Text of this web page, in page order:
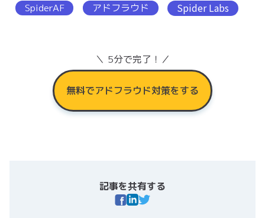
SpiderAF アドフラウド Spider Labs
＼ 5分で完了！／
無料でアドフラウド対策をする
記事を共有する